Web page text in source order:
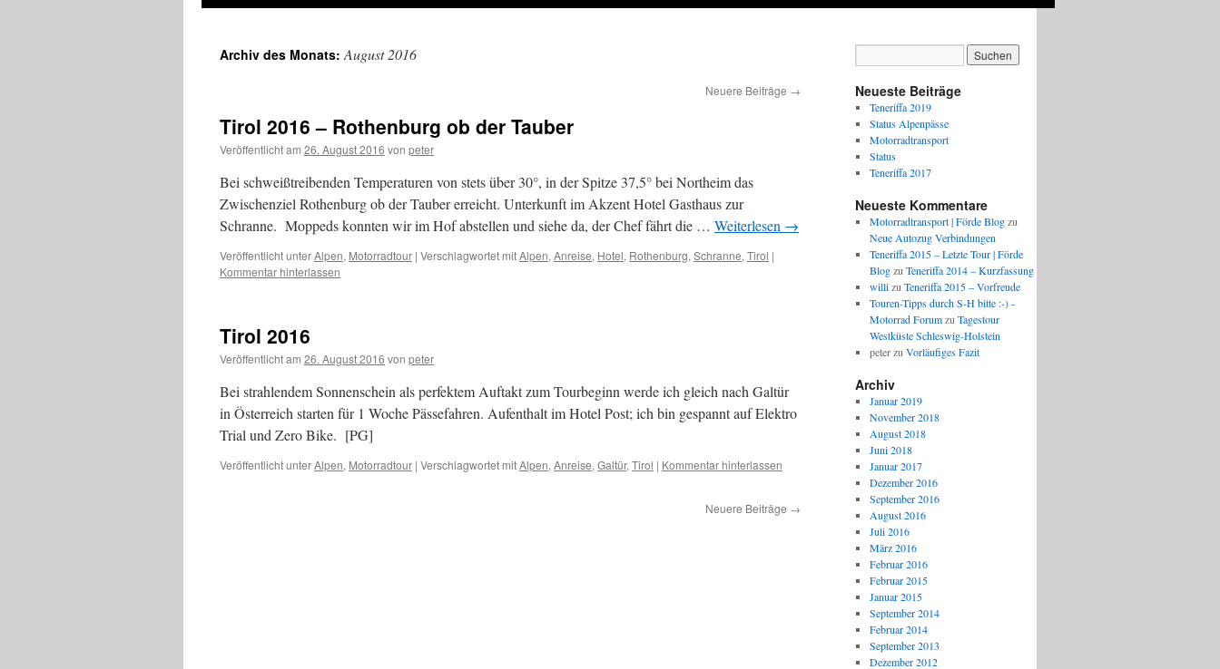
Archiv des Monats:August 2016
Neuere Beiträge →
Tirol 2016 – Rothenburg ob der Tauber
Veröffentlicht am 26. August 2016 von peter
Bei schweißtreibenden Temperaturen von stets über 30°, in der Spitze 37,5° bei Northeim das
Zwischenziel Rothenburg ob der Tauber erreicht. Unterkunft im Akzent Hotel Gasthaus zur
Schranne. Moppeds konnten wir im Hof abstellen und siehe da, der Chef fährt die … Weiterlesen →
Veröffentlicht unterAlpen, Motorradtour | Verschlagwortet mitAlpen, Anreise, Hotel, Rothenburg, Schranne, Tirol |
Kommentar hinterlassen
Tirol 2016
Veröffentlicht am 26. August 2016 von peter
Bei strahlendem Sonnenschein als perfektem Auftakt zum Tourbeginn werde ich gleich nach Galtür
in Österreich starten für 1 Woche Pässefahren. Aufenthalt im Hotel Post; ich bin gespannt auf Elektro
Trial und Zero Bike. [PG]
Veröffentlicht unterAlpen, Motorradtour | Verschlagwortet mitAlpen, Anreise, Galtür, Tirol | Kommentar hinterlassen
Neuere Beiträge →
Neueste Beiträge
Teneriffa 2019
Status Alpenpässe
Motorradtransport
Status
Teneriffa 2017
Neueste Kommentare
Motorradtransport | Förde Blogzu
Neue Autozug Verbindungen
Teneriffa 2015 – Letzte Tour | Förde
Blogzu Teneriffa 2014 – Kurzfassung
willizu Teneriffa 2015 – Vorfreude
Touren-Tipps durch S-H bitte :-) -
Motorrad Forumzu Tagestour
Westküste Schleswig-Holstein
peterzu Vorläufiges Fazit
Archiv
Januar 2019
November 2018
August 2018
Juni 2018
Januar 2017
Dezember 2016
September 2016
August 2016
Juli 2016
März 2016
Februar 2016
Februar 2015
Januar 2015
September 2014
Februar 2014
September 2013
Dezember 2012